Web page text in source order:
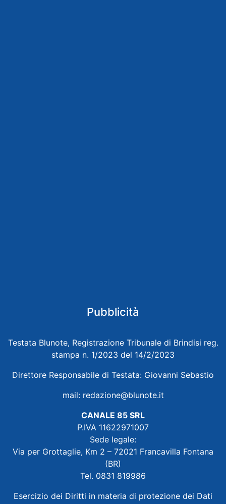
Pubblicità
Testata Blunote, Registrazione Tribunale di Brindisi reg.
stampa n. 1/2023 del 14/2/2023
Direttore Responsabile di Testata: Giovanni Sebastio
mail: redazione@blunote.it
CANALE 85 SRL
P.IVA 11622971007
Sede legale:
Via per Grottaglie, Km 2 – 72021 Francavilla Fontana
(BR)
Tel. 0831 819986
Esercizio dei Diritti in materia di protezione dei Dati